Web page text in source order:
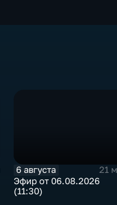
6 августа
21
Эфир от 06.08.2026
(11:30)